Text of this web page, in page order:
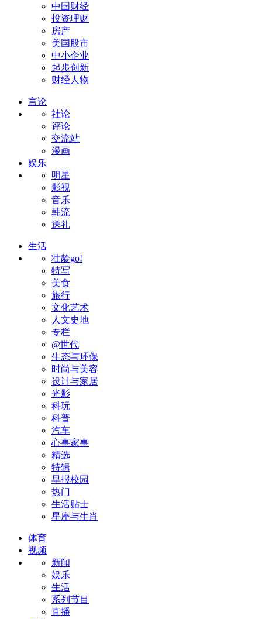
中国财经
投资理财
房产
美国股市
中小企业
起步创新
财经人物
言论
社论
评论
交流站
漫画
娱乐
明星
影视
音乐
韩流
送礼
生活
壮龄go!
特写
美食
旅行
文化艺术
人文史地
专栏
@世代
生态与环保
时尚与美容
设计与家居
光影
科玩
科普
汽车
心事家事
精选
特辑
早报校园
热门
生活贴士
星座与生肖
体育
视频
新闻
娱乐
生活
系列节目
直播